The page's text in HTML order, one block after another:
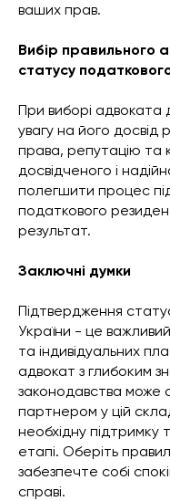
ваших прав.
Вибір правильного
статусу
При виборі адвоката
увагу на його досвід
права, репутацію та
досвідченого і
полегшити процес
податкового
результат.
Заключні думки
Підтвердження
України - це
та індивідуальних
адвокат з глибоким
законодавства може
партнером у цій
необхідну підтримку
етапі. Оберіть
забезпечте собі
справі.